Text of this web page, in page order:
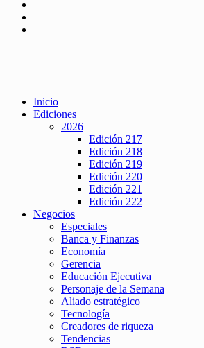
Inicio
Ediciones
2026
Edición 217
Edición 218
Edición 219
Edición 220
Edición 221
Edición 222
Negocios
Especiales
Banca y Finanzas
Economía
Gerencia
Educación Ejecutiva
Personaje de la Semana
Aliado estratégico
Tecnología
Creadores de riqueza
Tendencias